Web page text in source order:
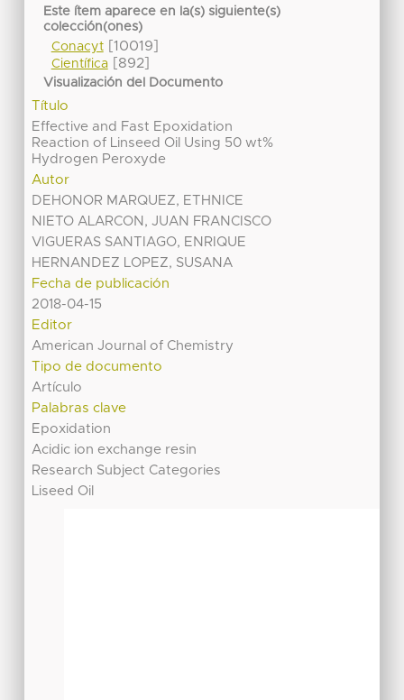
Este ítem aparece en la(s) siguiente(s)
colección(ones)
Conacyt[10019]
Científica[892]
Visualización del Documento
Título
Effective and Fast Epoxidation
Reaction of Linseed Oil Using 50 wt%
Hydrogen Peroxyde
Autor
DEHONOR MARQUEZ, ETHNICE
NIETO ALARCON, JUAN FRANCISCO
VIGUERAS SANTIAGO, ENRIQUE
HERNANDEZ LOPEZ, SUSANA
Fecha de publicación
2018-04-15
Editor
American Journal of Chemistry
Tipo de documento
Artículo
Palabras clave
Epoxidation
Acidic ion exchange resin
Research Subject Categories
Liseed Oil